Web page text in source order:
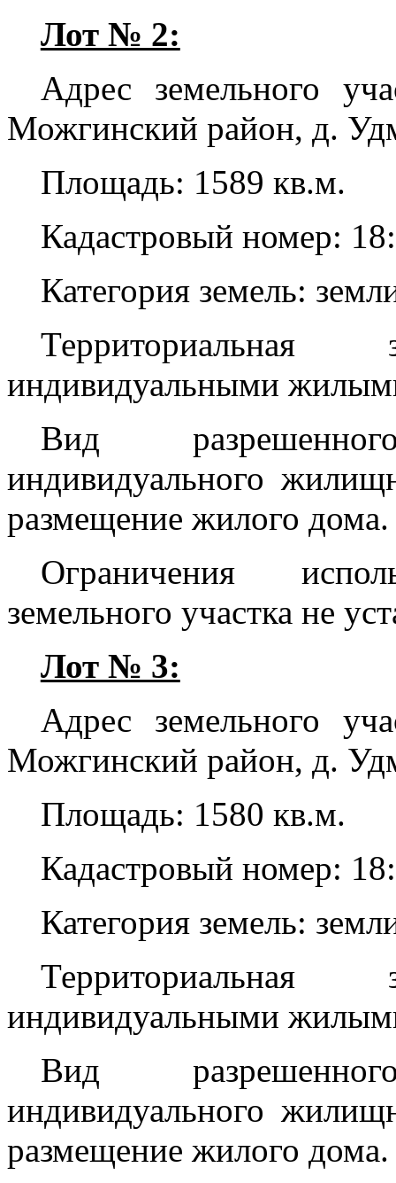
Лот № 2:
Адрес земельного
Можгинский район, д.
Площадь: 1589 кв.м.
Кадастровый номер:
Категория земель:
индивидуальными
Вид
индивидуального
размещение жилого дома.
Ограничения
земельного участка не
Лот № 3:
Адрес земельного
Можгинский район, д.
Площадь: 1580 кв.м.
Кадастровый номер:
Категория земель:
индивидуальными
Вид
индивидуального
размещение жилого дома.